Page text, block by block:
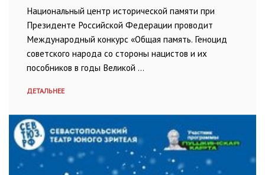
Национальный центр исторической памяти при
Президенте Российской Федерации проводит
Международный конкурс «Общая память. Геноцид
советского народа со стороны нацистов и их
пособников в годы Великой …
ДЕТАЛЬНЕЕ